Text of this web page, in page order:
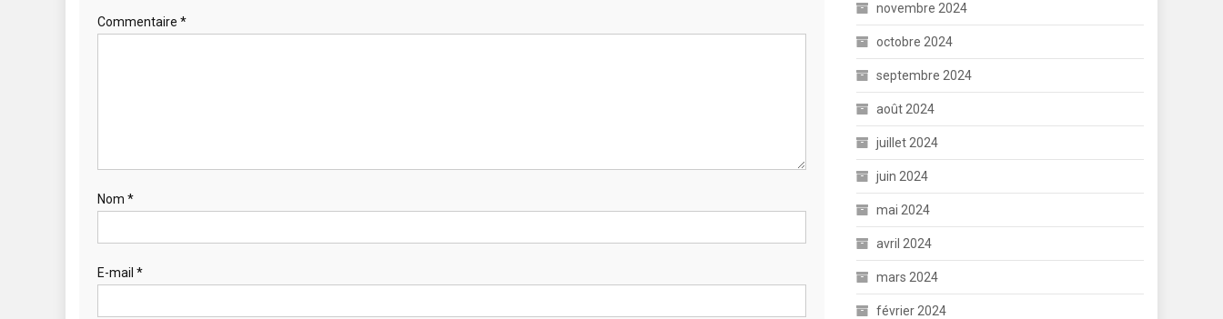
Commentaire *
Nom *
E-mail *
novembre 2024
octobre 2024
septembre 2024
août 2024
juillet 2024
juin 2024
mai 2024
avril 2024
mars 2024
février 2024